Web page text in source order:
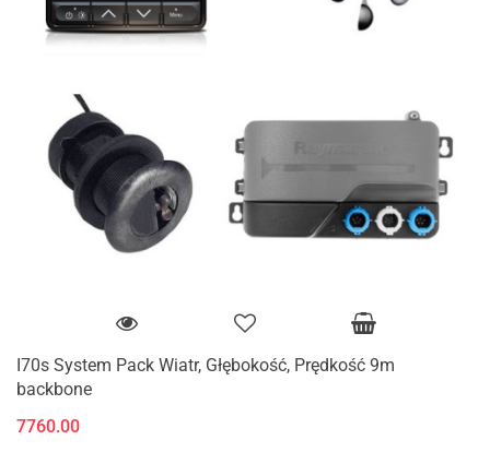
I70s System Pack Wiatr, Głębokość, Prędkość 9m
backbone
7760.00